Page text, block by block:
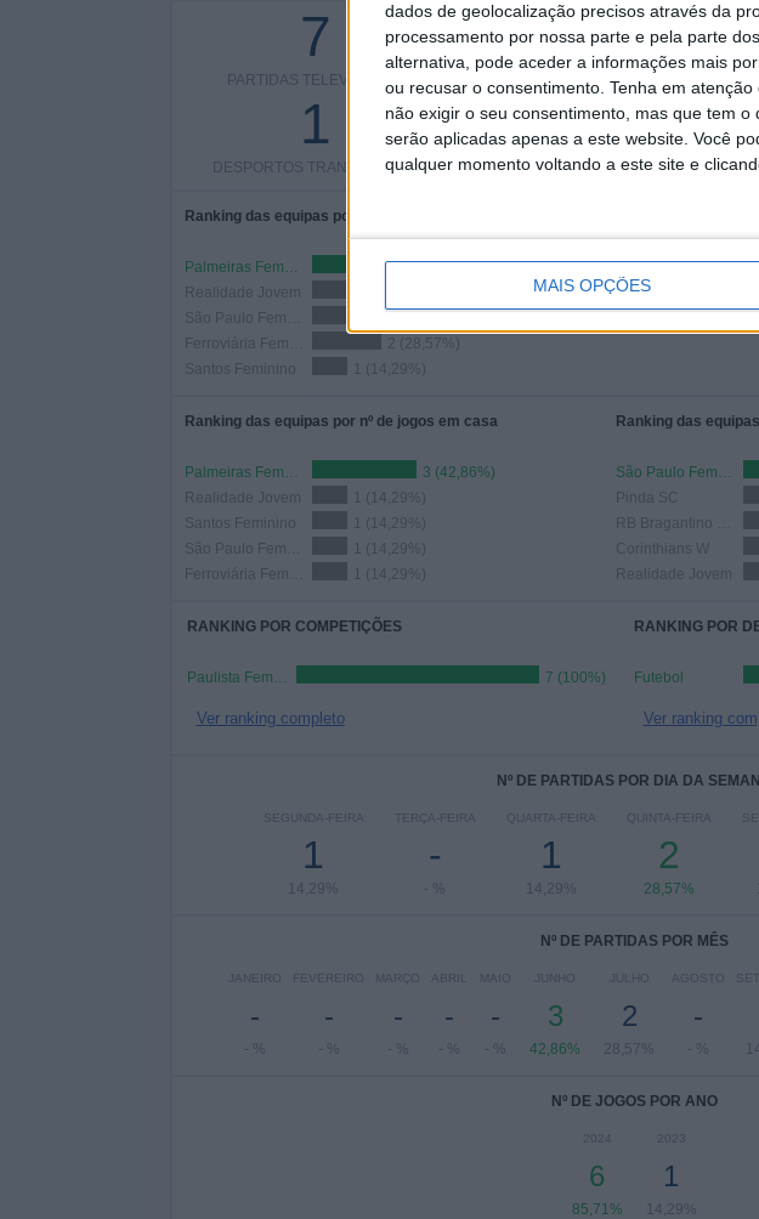
dados de geolocalização precisos através da
processamento por nossa parte e pela parte
alternativa, pode aceder a informações mais
ou recusar o consentimento. Tenha em
não exigir o seu consentimento, mas que tem
serão aplicadas apenas a este website. Você
qualquer momento voltando a este site e
MAIS OPÇÕES
7
PARTIDAS TELEVISADAS
1
COMPETIÇÕES TRANSMITIDAS
1
DESPORTOS TRANSMITIDOS
Ranking das equipas por nº de jogos
Palmeiras Femenino
3 (42,86%)
Realidade Jovem
2 (28,57%)
Santos Feminino
1 (14,29%)
Ranking das equipas por nº de jogos em casa
Palmeiras Femenino
3 (42,86%)
Realidade Jovem
1 (14,29%)
Santos Feminino
1 (14,29%)
1 (14,29%)
1 (14,29%)
Ranking das
São Paulo Feminino
Pinda SC
Corinthians W
Realidade Jovem
RANKING POR COMPETIÇÕES
Paulista Feminino 7 (100%)
Ver ranking completo
RANKING POR
Futebol
Ver ranking
Nº DE PARTIDAS POR DIA DA
SEGUNDA-FEIRA
1
14,29%
TERÇA-FEIRA
-
- %
QUARTA-FEIRA
1
14,29%
QUINTA-FEIRA
2
28,57%
Nº DE PARTIDAS POR MÊS
JANEIRO
-
- %
FEVEREIRO
-
- %
MARÇO
-
- %
ABRIL
-
- %
MAIO
-
- %
JUNHO
3
42,86%
JULHO
2
28,57%
AGOSTO
-
- %
Nº DE JOGOS POR ANO
2024
6
85,71%
2023
1
14,29%